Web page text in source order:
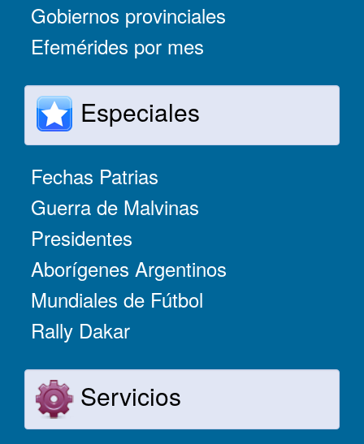
Gobiernos provinciales
Efemérides por mes
Especiales
Fechas Patrias
Guerra de Malvinas
Presidentes
Aborígenes Argentinos
Mundiales de Fútbol
Rally Dakar
Servicios